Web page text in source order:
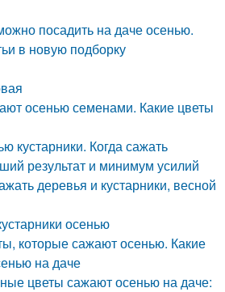
посадить на даче осенью.
в новую подборку
осенью семенами. Какие цветы
кустарники. Когда сажать
результат и минимум усилий
деревья и кустарники, весной
осенью
которые сажают осенью. Какие
на даче
цветы сажают осенью на даче: